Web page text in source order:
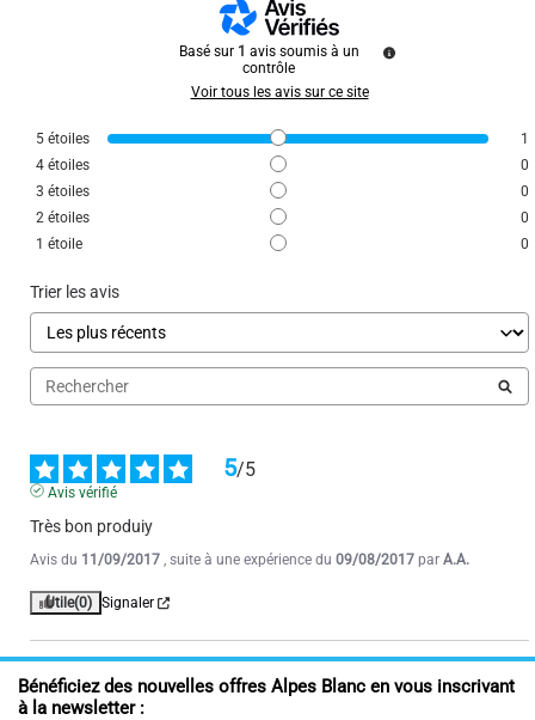
Basé sur 1 avis soumis à un
contrôle
Voir tous les avis sur ce site
5 étoiles
1
4 étoiles
0
3 étoiles
0
2 étoiles
0
1 étoile 0
Trier les avis
5/5
Avis vérifié
Très bon produiy
Avis du 11/09/2017 , suite à une expérience du 09/08/2017 par A.A.
Utile(0) Signaler
Bénéficiez des nouvelles offres Alpes Blanc en vous inscrivant
à la newsletter :